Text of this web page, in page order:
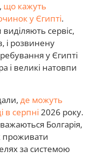
що кажуть
у Єгипті.
сервіс,
і розвинену
у Єгипті
і великі натовпи
де можуть
в серпні 2026 року.
Болгарія,
проживати
за системою